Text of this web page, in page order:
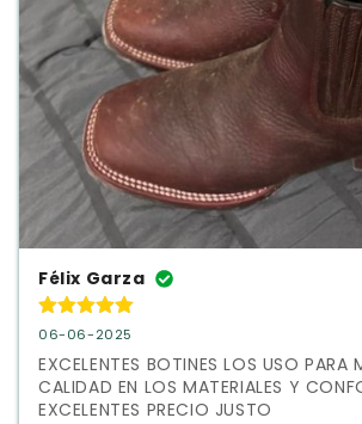
Félix Garza
06-06-2025
EXCELENTES BOTINES LOS USO PARA
CALIDAD EN LOS MATERIALES Y
EXCELENTES PRECIO JUSTO